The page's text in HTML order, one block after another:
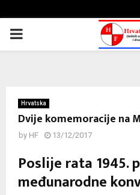
PRIMARY
Hrvatska
Dvije komemoracije na
by HF 13/12/2017
Poslije rata 1945.
međunarodne